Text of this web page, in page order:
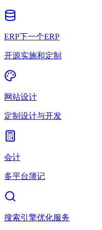
ERP下一个ERP
开源实施和定制
网站设计
定制设计与开发
会计
多平台簿记
搜索引擎优化服务